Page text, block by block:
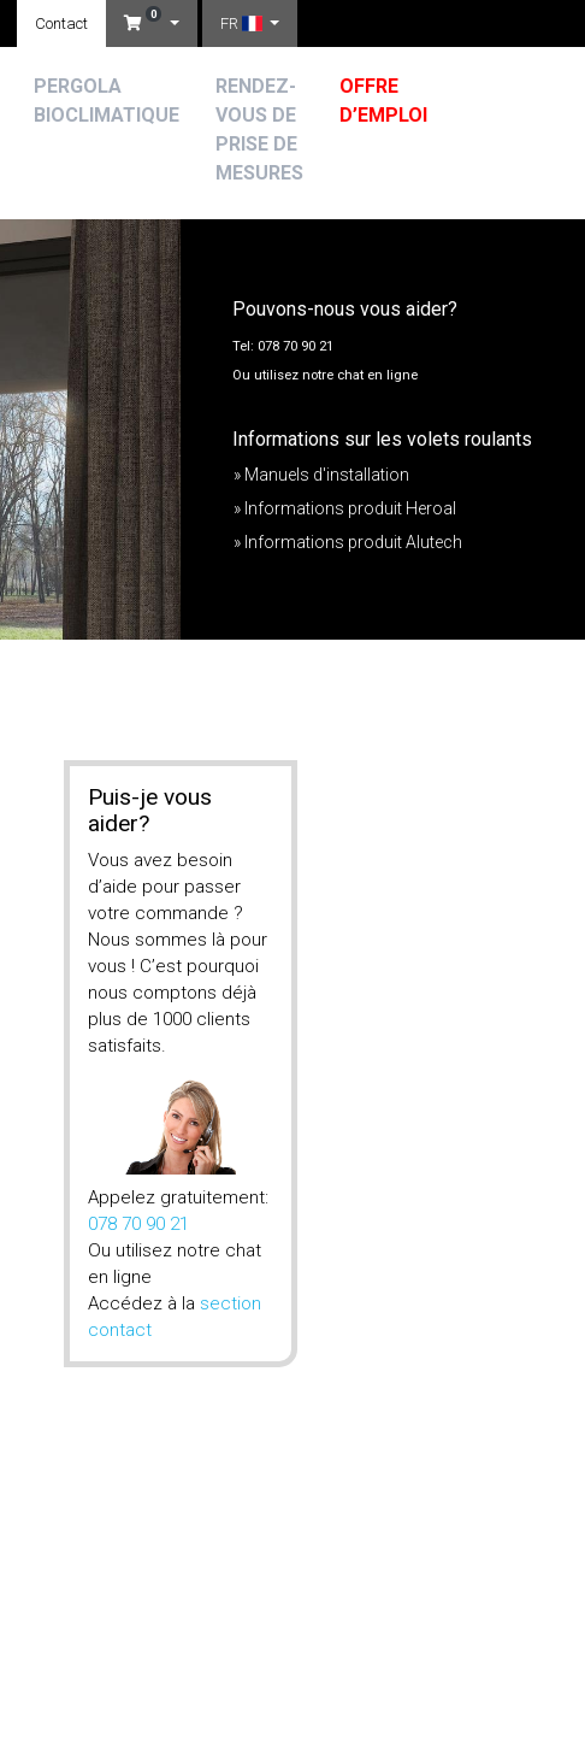
Contact
0
FR
PERGOLA
BIOCLIMATIQUE
RENDEZ-
VOUS DE
PRISE DE
MESURES
OFFRE
D’EMPLOI
Pouvons-nous vous aider?
Tel: 078 70 90 21
Ou utilisez notre chat en ligne
Informations sur les volets roulants
» Manuels d'installation
» Informations produit Heroal
» Informations produit Alutech
Puis-je vous
aider?
Vous avez besoin
d’aide pour passer
votre commande ?
Nous sommes là pour
vous ! C’est pourquoi
nous comptons déjà
plus de 1000 clients
satisfaits.
Appelez gratuitement:
078 70 90 21
Ou utilisez notre chat
en ligne
Accédez à la section
contact